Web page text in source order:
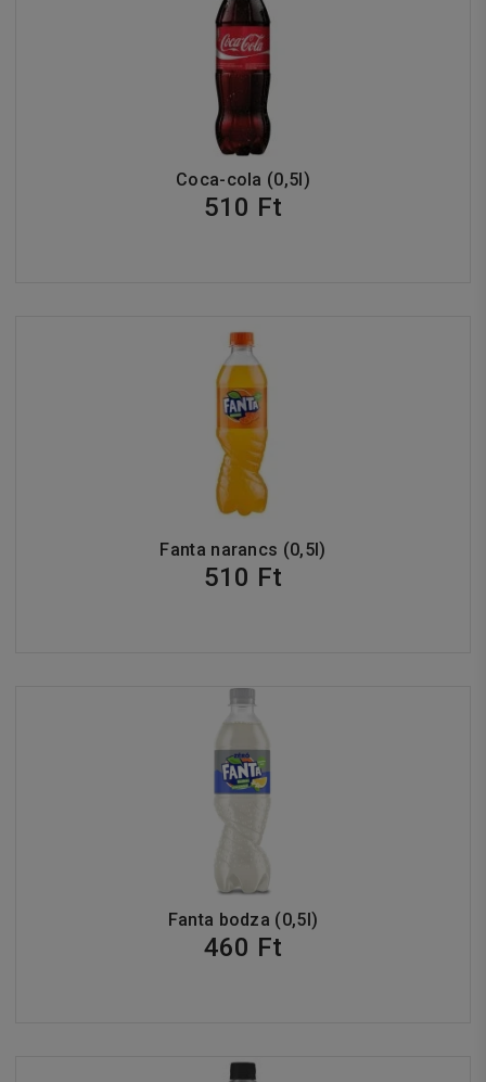
Coca-cola (0,5l)
510 Ft
Fanta narancs (0,5l)
510 Ft
Fanta bodza (0,5l)
460 Ft